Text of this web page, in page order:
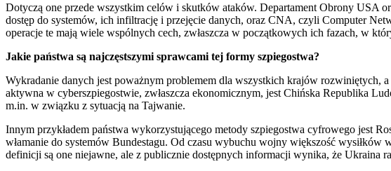
Dotyczą one przede wszystkim celów i skutków ataków. Departament Obrony USA
dostęp do systemów, ich infiltrację i przejęcie danych, oraz CNA, czyli Computer
operacje te mają wiele wspólnych cech, zwłaszcza w początkowych ich fazach, w
Jakie państwa są najczęstszymi sprawcami tej formy szpiegostwa?
Wykradanie danych jest poważnym problemem dla wszystkich krajów rozwiniętych,
aktywna w cyberszpiegostwie, zwłaszcza ekonomicznym, jest Chińska Republika
m.in. w związku z sytuacją na Tajwanie.
Innym przykładem państwa wykorzystującego metody szpiegostwa cyfrowego jest
włamanie do systemów Bundestagu. Od czasu wybuchu wojny większość
definicji są one niejawne, ale z publicznie dostępnych informacji wynika, że Ukraina